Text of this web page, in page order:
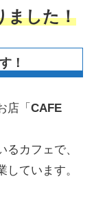
ました！
！
店「 CAFE
カフェで、
ています。